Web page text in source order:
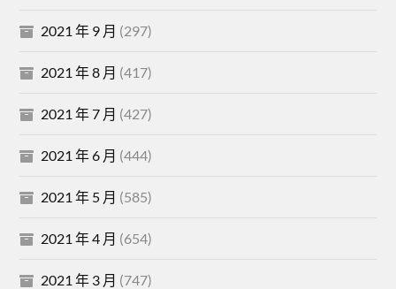
2021 年 9 月 (297)
2021 年 8 月 (417)
2021 年 7 月 (427)
2021 年 6 月 (444)
2021 年 5 月 (585)
2021 年 4 月 (654)
2021 年 3 月 (747)